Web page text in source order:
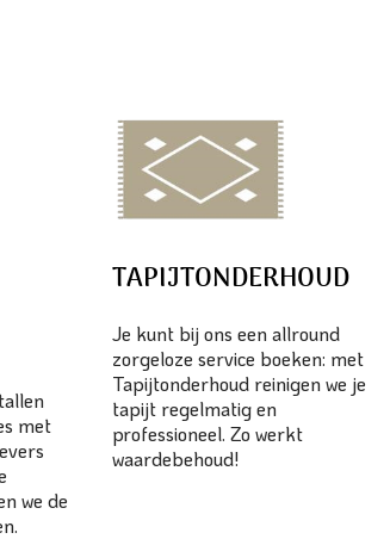
met
we de
TAPIJTONDERHOUD
Je kunt bij ons een allround
zorgeloze service boeken: met
Tapijtonderhoud reinigen we je
tapijt regelmatig en
professioneel. Zo werkt
waardebehoud!